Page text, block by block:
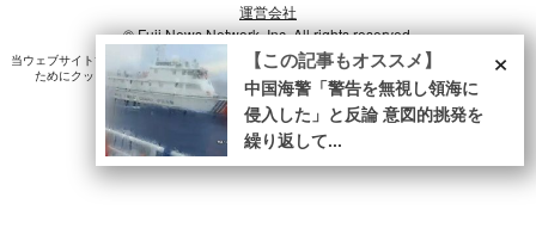
運営会社
© Fuji News Network, Inc. All rights reserved.
当ウェブサイトでは、ユーザのニーズ・興味・関⼼に合致したコンテンツや広告配信を提供する
ためにクッキーを使⽤しています。詳細は、
プライバシーポリシー をご確認ください。×
【この記事もオススメ】
中国海警「警告を無視し領海に
侵入した」と反論 意図的挑発を
繰り返して...